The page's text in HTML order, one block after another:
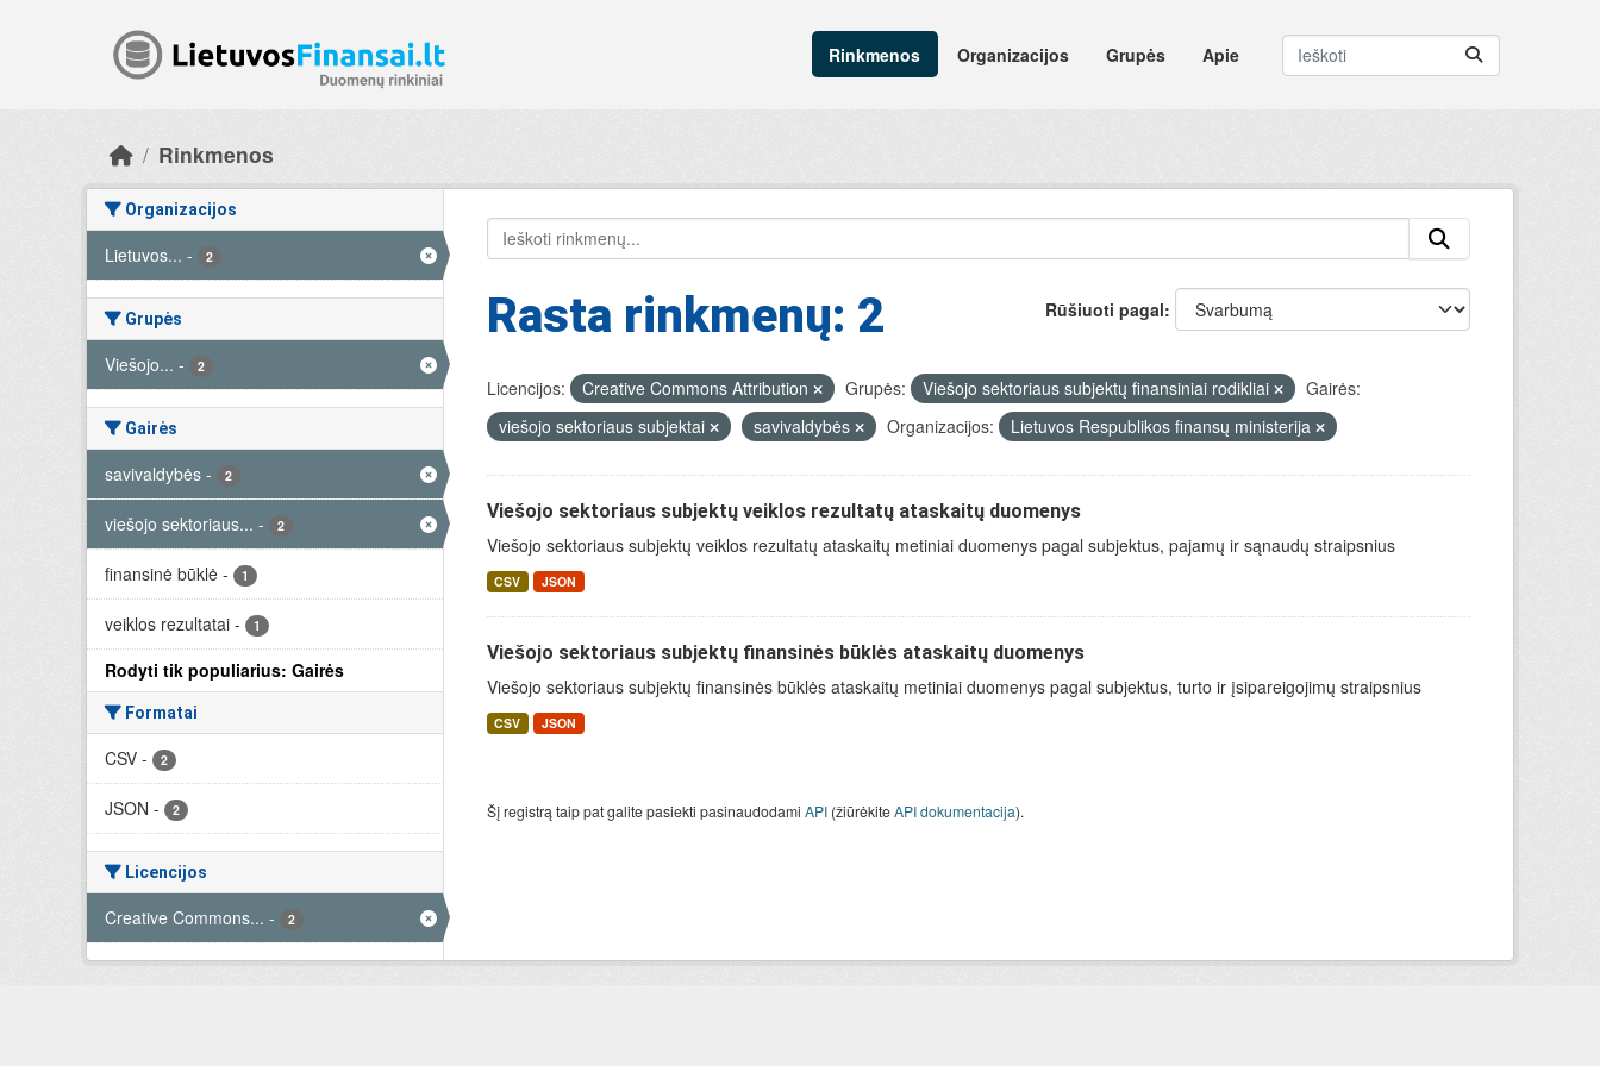
Rinkmenos
Organizacijos Grupės Apie
Rinkmenos
Organizacijos
Lietuvos... - 2
Grupės
Viešojo... - 2
Gairės
savivaldybės - 2
viešojo sektoriaus... - 2
finansinė būklė - 1
veiklos rezultatai - 1
Rodyti tik populiarius: Gairės
Formatai
CSV - 2
JSON - 2
Licencijos
Creative Commons... - 2
Rūšiuoti pagal
Rasta rinkmenų: 2
Licencijos: Creative Commons Attribution Grupės: Viešojo sektoriaus subjektų finansiniai rodikliai
Gairės:
viešojo sektoriaus subjektai
savivaldybės Organizacijos: Lietuvos Respublikos finansų ministerija
Viešojo sektoriaus subjektų veiklos rezultatų ataskaitų duomenys
Viešojo sektoriaus subjektų veiklos rezultatų ataskaitų metiniai duomenys pagal subjektus, pajamų ir sąnaudų straipsnius
CSV JSON
Viešojo sektoriaus subjektų finansinės būklės ataskaitų duomenys
Viešojo sektoriaus subjektų finansinės būklės ataskaitų metiniai duomenys pagal subjektus, turto ir įsipareigojimų straipsnius
CSV JSON
Šį registrą taip pat galite pasiekti pasinaudodami API(žiūrėkiteAPI dokumentacija).